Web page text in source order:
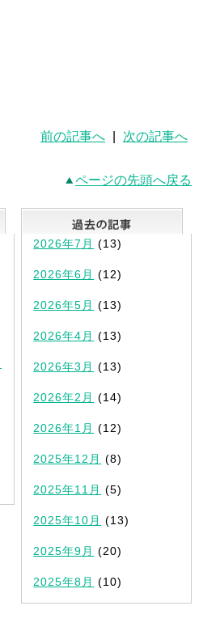
前の記事へ 次の記事へ
ページの先頭へ戻る
最新記事一覧
2026年7月 (13)
2026年6月 (12)
2026年5月 (13)
2026年4月 (13)
2026年3月 (13)
2026年2月 (14)
2026年1月 (12)
2025年12月 (8)
2025年11月 (5)
2025年10月 (13)
2025年9月 (20)
2025年8月 (10)